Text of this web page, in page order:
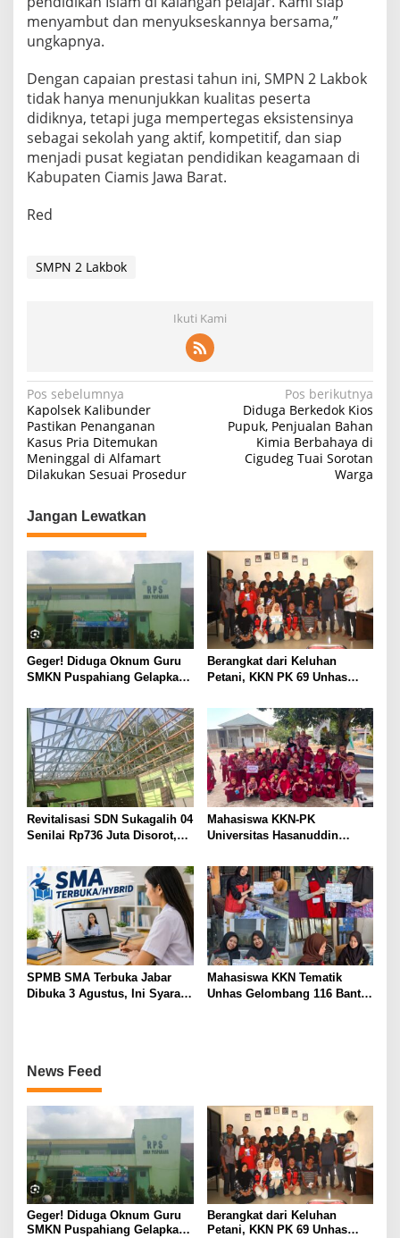
menyambut dan menyukseskannya bersama,”
ungkapnya.
Dengan capaian prestasi tahun ini, SMPN 2 Lakbok
tidak hanya menunjukkan kualitas peserta
didiknya, tetapi juga mempertegas eksistensinya
sebagai sekolah yang aktif, kompetitif, dan siap
menjadi pusat kegiatan pendidikan keagamaan di
Kabupaten Ciamis Jawa Barat.
Red
SMPN 2 Lakbok
Ikuti Kami
Navigasi
pos
Pos sebelumnya
Kapolsek Kalibunder
Pastikan Penanganan
Kasus Pria Ditemukan
Meninggal di Alfamart
Dilakukan Sesuai Prosedur
Pos berikutnya
Diduga Berkedok Kios
Pupuk, Penjualan Bahan
Kimia Berbahaya di
Cigudeg Tuai Sorotan
Warga
Jangan Lewatkan
Geger! Diduga Oknum Guru
SMKN Puspahiang Gelapkan
Rp42 Juta, Dugaan
Penggunaan Dana BOS
Disorot
Berangkat dari Keluhan
Petani, KKN PK 69 Unhas
Cegah Keracunan Bahan
Kimia Pertanian
Revitalisasi SDN Sukagalih 04
Senilai Rp736 Juta Disorot,
Dilibatkan dan Proyek
Swakelola Disubkonkan
Mahasiswa KKN-PK
Universitas Hasanuddin
Kesehatan Gigi dan Mulut
pada Siswa Sekolah Dasar
SPMB SMA Terbuka Jabar
Dibuka 3 Agustus, Ini Syarat,
Mahasiswa KKN Tematik
Unhas Gelombang 116 Bantu
News Feed
Geger! Diduga Oknum Guru
SMKN Puspahiang Gelapkan
Berangkat dari Keluhan
Petani, KKN PK 69 Unhas